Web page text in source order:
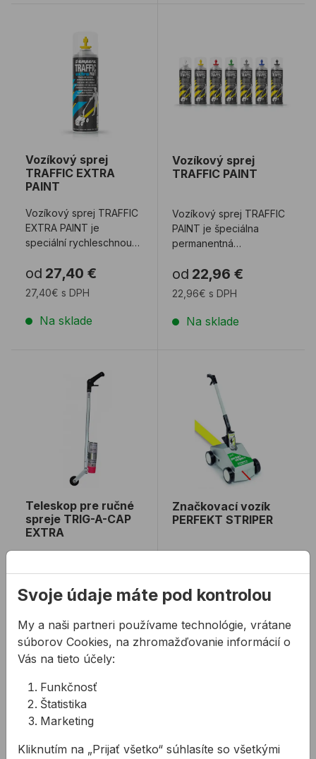
Vozíkový sprej
TRAFFIC EXTRA
PAINT
Vozíkový sprej TRAFFIC
EXTRA PAINT je
speciální rychleschnoucí
pro extrémně n ...
od 27,40 €
27,40€ s DPH
Na sklade
Vozíkový sprej
TRAFFIC PAINT
Vozíkový sprej TRAFFIC
PAINT je špeciálna
permanentná
podlahy a komunikácie,
...
od 22,96 €
22,96€ s DPH
Na sklade
Teleskop pre ručné spreje TRIG-A-CAP EXTRA
Teleskop pre ručné
spreje TRIG-A-CAP
EXTRA
A.M.P.E.R.E. pre ručné
spreje TRIG-A-CAP
EXTRA je určený na
aplikáciu ručných
značko ...
54,96 €/ ks
54,96€ s DPH
Na sklade
Značkovací vozík
Značkovací vozík
PERFEKT STRIPER
vykonáva pomocou
značkovacieho vozíka
PERFEKT STRIPER a
špeciálnych sprejov TR
109,91 € / ks
109,91€ s DPH
Značkovač PERMANENT
Svoje údaje máte pod kontrolou
My a naši partneri používame technológie, vrátane
súborov Cookies, na zhromažďovanie informácií o
Vás na tieto účely:
Funkčnosť
Štatistika
Marketing
Kliknutím na „Prijať všetko“ súhlasíte so všetkými